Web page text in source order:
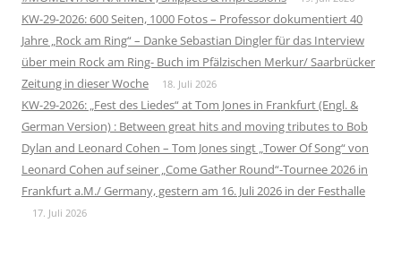
KW-29-2026: 600 Seiten, 1000 Fotos – Professor dokumentiert 40
Jahre „Rock am Ring“ – Danke Sebastian Dingler für das Interview
über mein Rock am Ring- Buch im Pfälzischen Merkur/ Saarbrücker
Zeitung in dieser Woche
18. Juli 2026
KW-29-2026: „Fest des Liedes“ at Tom Jones in Frankfurt (Engl. &
German Version) : Between great hits and moving tributes to Bob
Dylan and Leonard Cohen – Tom Jones singt „Tower Of Song“ von
Leonard Cohen auf seiner „Come Gather Round“-Tournee 2026 in
Frankfurt a.M./ Germany, gestern am 16. Juli 2026 in der Festhalle
17. Juli 2026